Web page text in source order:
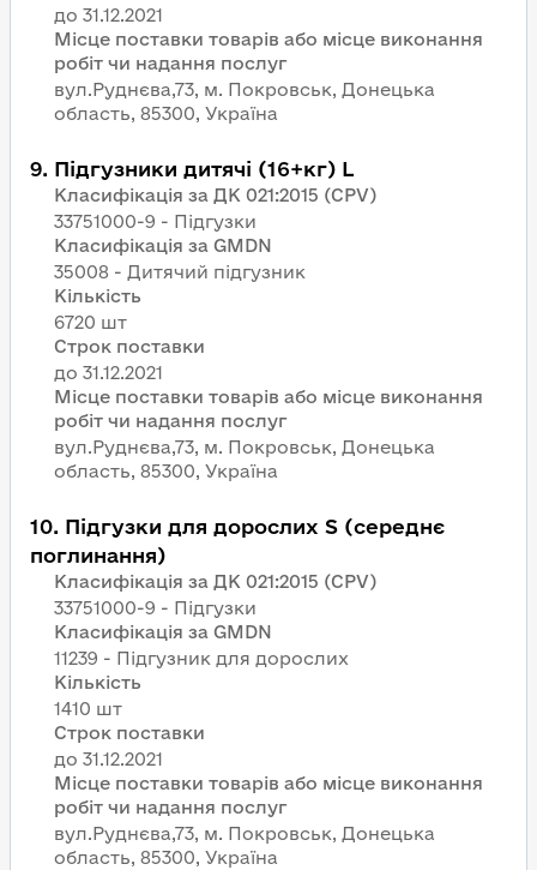
Місце поставки товарів або місце виконання
робіт чи надання послуг
вул.Руднєва,73, м. Покровськ, Донецька
область, 85300, Україна
9. Підгузники дитячі (16+кг) L
Класифікація за ДК 021:2015 (CPV)
33751000-9 - Підгузки
Класифікація за GMDN
35008 - Дитячий підгузник
Кількість
6720 шт
Строк поставки
Місце поставки товарів або місце виконання
робіт чи надання послуг
вул.Руднєва,73, м. Покровськ, Донецька
область, 85300, Україна
10. Підгузки для дорослих S (середнє
поглинання)
Класифікація за ДК 021:2015 (CPV)
33751000-9 - Підгузки
Класифікація за GMDN
11239 - Підгузник для дорослих
Кількість
1410 шт
Строк поставки
Місце поставки товарів або місце виконання
робіт чи надання послуг
вул.Руднєва,73, м. Покровськ, Донецька
область, 85300, Україна